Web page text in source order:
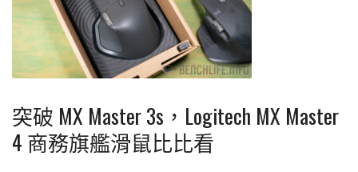
突破 MX Master 3s，Logitech MX Master
4 商務旗艦滑鼠比比看